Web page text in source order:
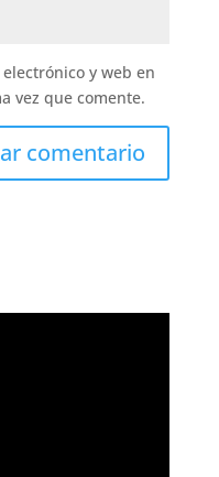
y web en
vez que comente.